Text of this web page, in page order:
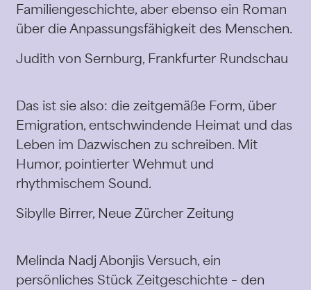
Familiengeschichte, aber ebenso ein Roman
über die Anpassungsfähigkeit des Menschen.
Judith von Sernburg, Frankfurter Rundschau
Das ist sie also: die zeitgemäße Form, über
Emigration, entschwindende Heimat und das
Leben im Dazwischen zu schreiben. Mit
Humor, pointierter Wehmut und
rhythmischem Sound.
Sibylle Birrer, Neue Zürcher Zeitung
Melinda Nadj Abonjis Versuch, ein
persönliches Stück Zeitgeschichte – den